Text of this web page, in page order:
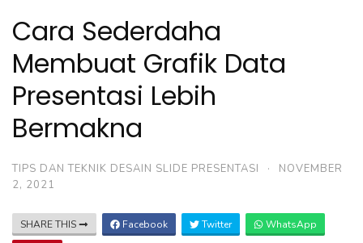
Cara Sederdaha
Membuat Grafik Data
Presentasi Lebih
Bermakna
TIPS DAN TEKNIK DESAIN SLIDE PRESENTASI ·
NOVEMBER
2, 2021
SHARE THIS Facebook Twitter WhatsApp